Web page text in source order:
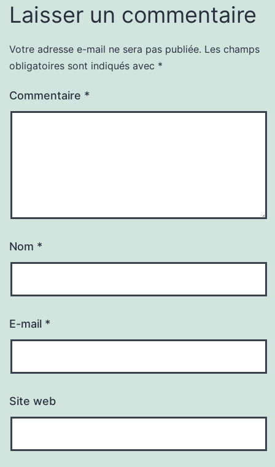
Laisser un commentaire
Votre adresse e-mail ne sera pas publiée. Les champs
obligatoires sont indiqués avec *
Commentaire *
Nom *
E-mail *
Site web